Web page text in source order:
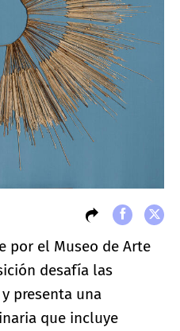
por el Museo de Arte
desafía las
presenta una
que incluye